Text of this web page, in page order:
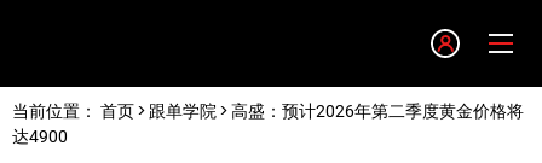
English
当前位置： 首页> 跟单学院> 高盛：预计2026年第二季度黄金价格将
达4900